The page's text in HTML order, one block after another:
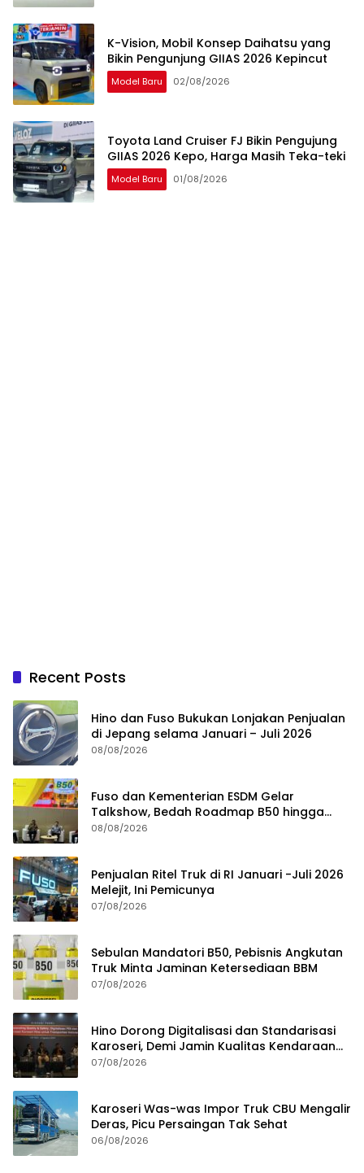
K-Vision, Mobil Konsep Daihatsu yang
Bikin Pengunjung GIIAS 2026 Kepincut
Model Baru 02/08/2026
Toyota Land Cruiser FJ Bikin Pengujung
GIIAS 2026 Kepo, Harga Masih Teka-teki
Model Baru 01/08/2026
Recent Posts
Hino dan Fuso Bukukan Lonjakan Penjualan
di Jepang selama Januari – Juli 2026
08/08/2026
Fuso dan Kementerian ESDM Gelar
Talkshow, Bedah Roadmap B50 hingga
Dampaknya
08/08/2026
Penjualan Ritel Truk di RI Januari -Juli 2026
Melejit, Ini Pemicunya
07/08/2026
Sebulan Mandatori B50, Pebisnis Angkutan
Truk Minta Jaminan Ketersediaan BBM
07/08/2026
Hino Dorong Digitalisasi dan Standarisasi
Karoseri, Demi Jamin Kualitas Kendaraan
Pelanggan
07/08/2026
Karoseri Was-was Impor Truk CBU Mengalir
Deras, Picu Persaingan Tak Sehat
06/08/2026